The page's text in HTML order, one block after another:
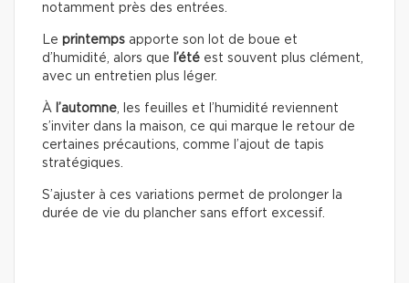
notamment près des entrées.
Le printemps apporte son lot de boue et
d’humidité, alors que l’été est souvent plus clément,
avec un entretien plus léger.
À l’automne , les feuilles et l’humidité reviennent
s’inviter dans la maison, ce qui marque le retour de
certaines précautions, comme l’ajout de tapis
stratégiques.
S’ajuster à ces variations permet de prolonger la
durée de vie du plancher sans effort excessif.